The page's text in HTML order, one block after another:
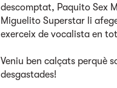
descomptat, Paquito Sex
Miguelito Superstar li
exerceix de vocalista en
Veniu ben calçats perquè
desgastades!